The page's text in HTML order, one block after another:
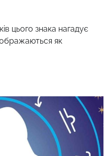
цього знака нагадує
як